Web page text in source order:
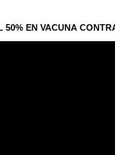
50% EN VACUNA